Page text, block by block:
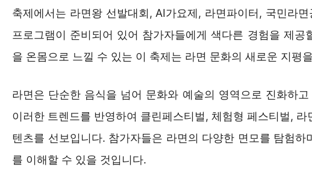
축제에서는 라면왕 선발대회, AI가요제, 라면파이터, 국민라
프로그램이 준비되어 있어 참가자들에게 색다른 경험을 제공
을 온몸으로 느낄 수 있는 이 축제는 라면 문화의 새로운 지평
라면은 단순한 음식을 넘어 문화와 예술의 영역으로 진화하
이러한 트렌드를 반영하여 클린페스티벌, 체험형 페스티벌,
텐츠를 선보입니다. 참가자들은 라면의 다양한 면모를 탐험하
를 이해할 수 있을 것입니다.